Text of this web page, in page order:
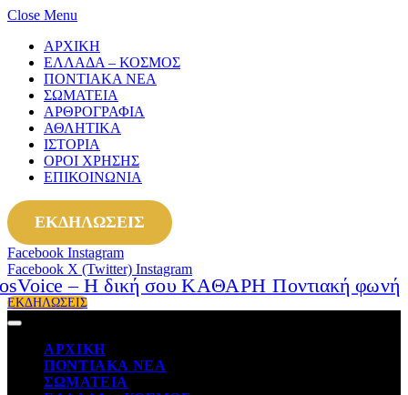
Close Menu
ΑΡΧΙΚΗ
ΕΛΛΑΔΑ – ΚΟΣΜΟΣ
ΠΟΝΤΙΑΚΑ ΝΕΑ
ΣΩΜΑΤΕΙΑ
ΑΡΘΡΟΓΡΑΦΙΑ
ΑΘΛΗΤΙΚΑ
ΙΣΤΟΡΙΑ
ΟΡΟΙ ΧΡΗΣΗΣ
ΕΠΙΚΟΙΝΩΝΙΑ
ΕΚΔΗΛΩΣΕΙΣ
Facebook Instagram
Facebook X (Twitter) Instagram
ΕΚΔΗΛΩΣΕΙΣ
ΑΡΧΙΚΗ
ΠΟΝΤΙΑΚΑ ΝΕΑ
ΣΩΜΑΤΕΙΑ